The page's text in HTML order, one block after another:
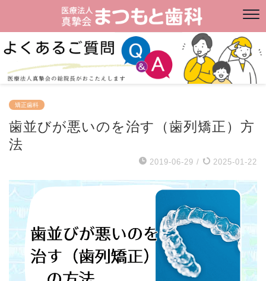
矯正歯科
歯並びが悪いのを治す（歯列矯正）方
法
2019-06-29 / 2025-01-22